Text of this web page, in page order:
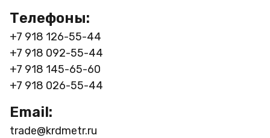
Телефоны:
+7 918 126-55-44
+7 918 092-55-44
+7 918 145-65-60
+7 918 026-55-44
Email:
trade@krdmetr.ru